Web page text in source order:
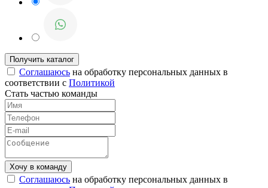
Соглашаюсь на обработку персональных данных в
соответствии с Политикой
Стать частью команды
Соглашаюсь на обработку персональных данных в